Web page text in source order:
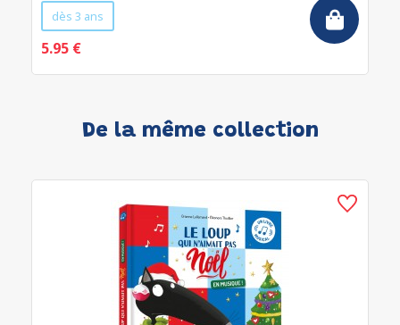
dès 3 ans
5.95 €
De la même collection